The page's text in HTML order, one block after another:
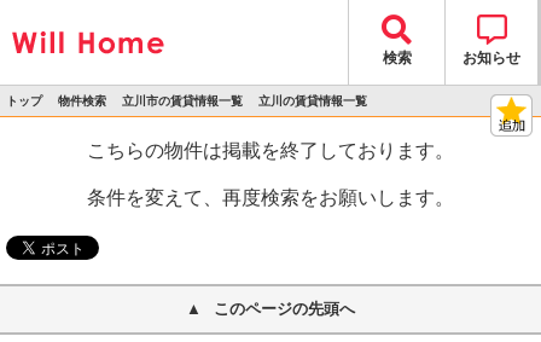
検索 お知らせ
トップ 物件検索 立川市の賃貸情報一覧 立川の賃貸情報一覧
こちらの物件は掲載を終了しております。
条件を変えて、再度検索をお願いします。
このページの先頭へ